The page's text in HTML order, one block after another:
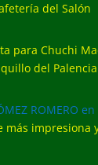
del Salón
para Chuchi
del
ROMERO en
más impresiona